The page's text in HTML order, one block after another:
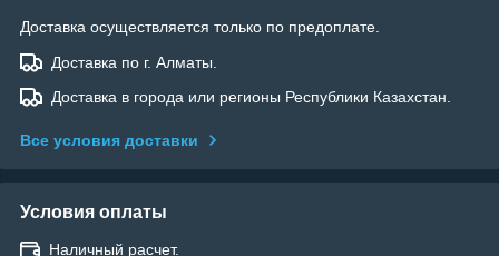
Доставка осуществляется только по предоплате.
Доставка по г. Алматы.
Доставка в города или регионы Республики Казахстан.
Все условия доставки
Условия оплаты
Наличный расчет.